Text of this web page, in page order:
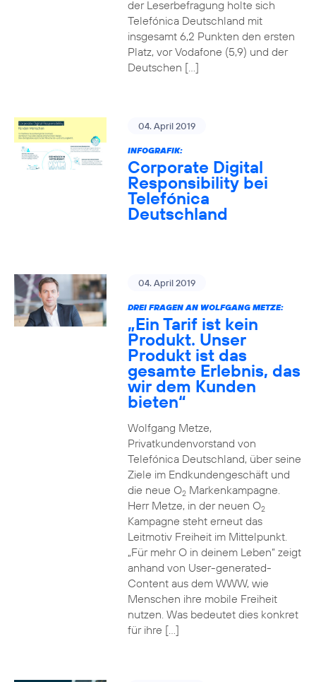
der Leserbefragung holte sich
Telefónica Deutschland mit
insgesamt 6,2 Punkten den ersten
Platz, vor Vodafone (5,9) und der
Deutschen […]
04. April 2019
INFOGRAFIK:
Corporate Digital
Responsibility bei
Telefónica
Deutschland
04. April 2019
DREI FRAGEN AN WOLFGANG METZE:
„Ein Tarif ist kein
Produkt. Unser
Produkt ist das
gesamte Erlebnis, das
wir dem Kunden
bieten“
Wolfgang Metze,
Privatkundenvorstand von
Telefónica Deutschland, über seine
Ziele im Endkundengeschäft und
die neue O2Markenkampagne.
Herr Metze, in der neuen O2
Kampagne steht erneut das
Leitmotiv Freiheit im Mittelpunkt.
„Für mehr O in deinem Leben“ zeigt
anhand von User-generated-
Content aus dem WWW, wie
Menschen ihre mobile Freiheit
nutzen. Was bedeutet dies konkret
für ihre […]